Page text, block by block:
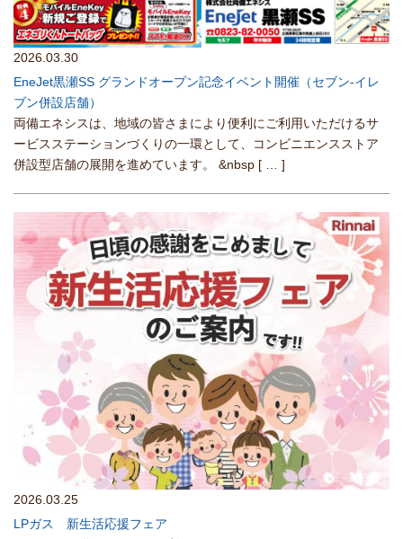
2026.03.30
EneJet黒瀬SS グランドオープン記念イベント開催（セブン-イレ
ブン併設店舗）
両備エネシスは、地域の皆さまにより便利にご利用いただけるサ
ービスステーションづくりの一環として、コンビニエンスストア
併設型店舗の展開を進めています。 &nbsp [ … ]
2026.03.25
LPガス 新生活応援フェア